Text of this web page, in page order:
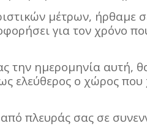
μέτρων, ήρθαμε
για τον χρόνο
την ημερομηνία αυτή,
ελεύθερος ο χώρος
πλευράς σας σε